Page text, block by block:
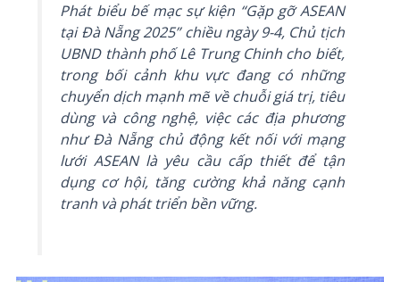
Phát biểu bế mạc sự kiện “Gặp gỡ ASEAN
tại Đà Nẵng 2025” chiều ngày 9-4, Chủ tịch
UBND thành phố Lê Trung Chinh cho biết,
trong bối cảnh khu vực đang có những
chuyển dịch mạnh mẽ về chuỗi giá trị, tiêu
dùng và công nghệ, việc các địa phương
như Đà Nẵng chủ động kết nối với mạng
lưới ASEAN là yêu cầu cấp thiết để tận
dụng cơ hội, tăng cường khả năng cạnh
tranh và phát triển bền vững.